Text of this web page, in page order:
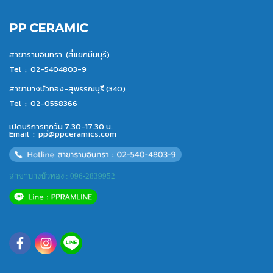
PP CERAMIC
สาขารามอินทรา (สี่แยกมีนบุรี)
Tel : 02-5404803-9
สาขาบางบัวทอง-สุพรรณบุรี (340)
Tel : 02-0558366
เปิดบริการทุกวัน 7.30-17.30 น.
Email : pp@ppceramics.com
สาขาบางบัวทอง : 096-2839952